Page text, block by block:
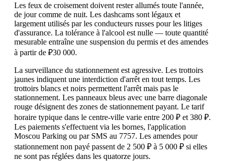
Les feux de croisement doivent rester allumés toute l'année,
de jour comme de nuit. Les dashcams sont légaux et
largement utilisés par les conducteurs russes pour les litiges
d'assurance. La tolérance à l'alcool est nulle — toute quantité
mesurable entraîne une suspension du permis et des amendes
à partir de ₽30 000.
La surveillance du stationnement est agressive. Les trottoirs
jaunes indiquent une interdiction d'arrêt en tout temps. Les
trottoirs blancs et noirs permettent l'arrêt mais pas le
stationnement. Les panneaux bleus avec une barre diagonale
rouge désignent des zones de stationnement payant. Le tarif
horaire typique dans le centre-ville varie entre 200 ₽ et 380 ₽.
Les paiements s'effectuent via les bornes, l'application
Moscou Parking ou par SMS au 7757. Les amendes pour
stationnement non payé passent de 2 500 ₽ à 5 000 ₽ si elles
ne sont pas réglées dans les quatorze jours.